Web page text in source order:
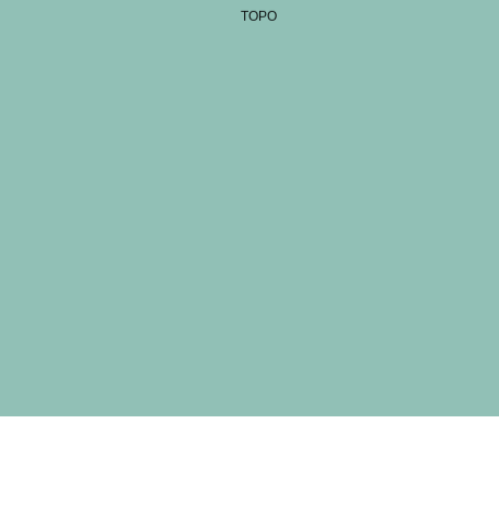
TOPO